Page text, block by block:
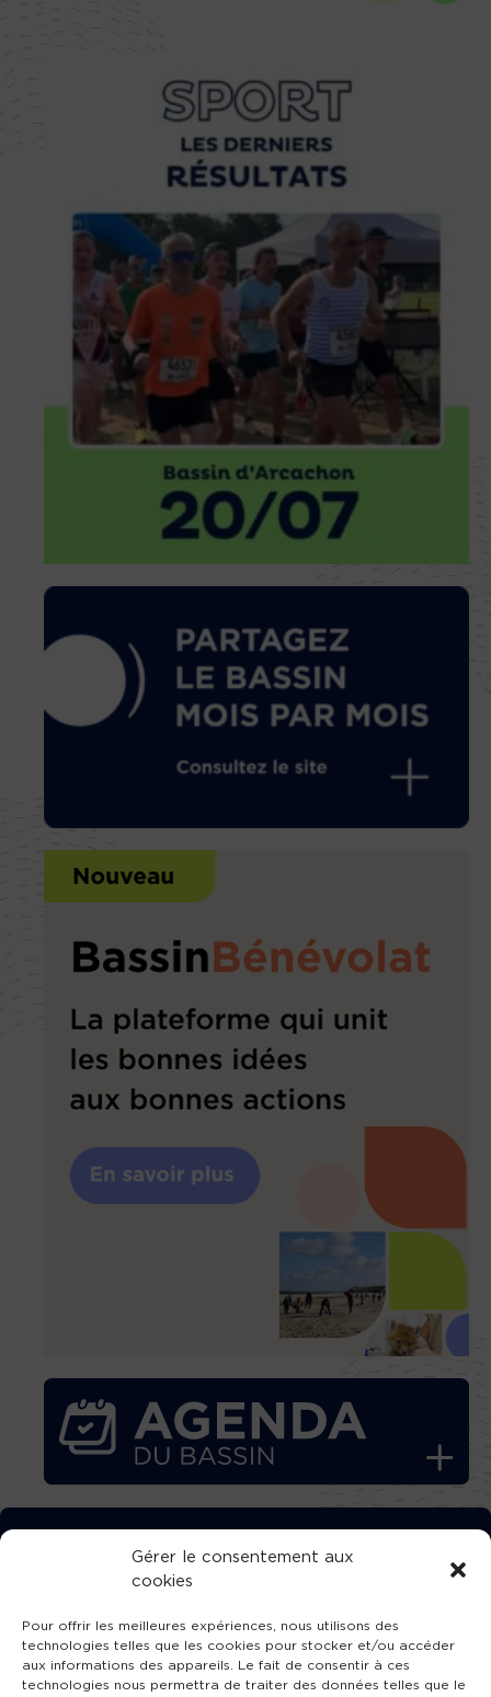
Gérer le consentement aux
cookies
Pour offrir les meilleures expériences, nous utilisons des
technologies telles que les cookies pour stocker et/ou accéder
aux informations des appareils. Le fait de consentir à ces
technologies nous permettra de traiter des données telles que le
TÉLÉCHARGEZ GRATUITEMENT
L’APPLICATION TVBA !